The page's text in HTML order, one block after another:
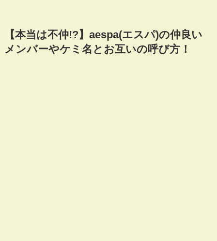
【本当は不仲!?】aespa(エスパ)の仲良い
メンバーやケミ名とお互いの呼び方！